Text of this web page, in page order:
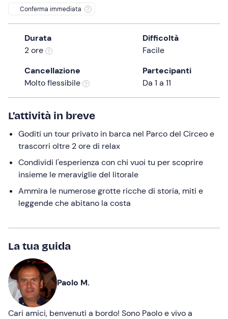
question
mark
keyboard
shortcuts
for
changing
dates.
Conferma immediata
Durata
2 ore
Difficoltà
Facile
Cancellazione
Molto flessibile
Partecipanti
Da 1 a 11
L’attività in breve
Goditi un tour privato in barca nel Parco del Circeo e
trascorri oltre 2 ore di relax
Condividi l'esperienza con chi vuoi tu per scoprire
insieme le meraviglie del litorale
Ammira le numerose grotte ricche di storia, miti e
leggende che abitano la costa
La tua guida
Paolo M.
Cari amici, benvenuti a bordo! Sono Paolo e vivo a